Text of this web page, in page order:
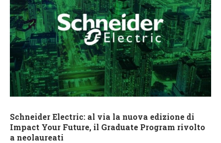
Schneider Electric: al via la nuova edizione di
Impact Your Future, il Graduate Program rivolto
a neolaureati